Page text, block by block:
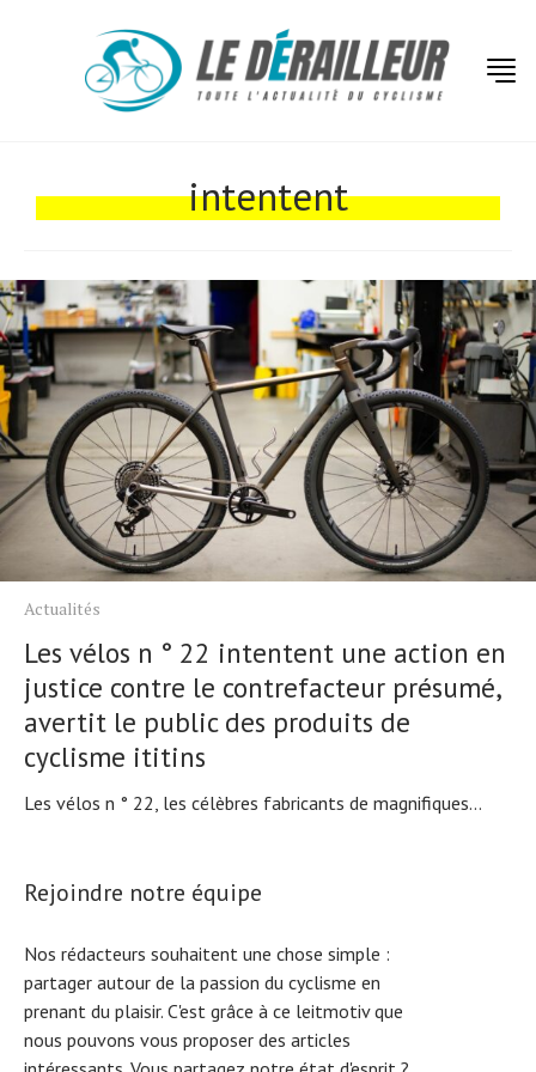
intentent
Actualités
Les vélos n ° 22 intentent une action en
justice contre le contrefacteur présumé,
avertit le public des produits de
cyclisme ititins
Les vélos n ° 22, les célèbres fabricants de magnifiques...
Rejoindre notre équipe
Nos rédacteurs souhaitent une chose simple :
partager autour de la passion du cyclisme en
prenant du plaisir. C'est grâce à ce leitmotiv que
nous pouvons vous proposer des articles
Tests de produits
Tendances
Tous nos articles
À propos